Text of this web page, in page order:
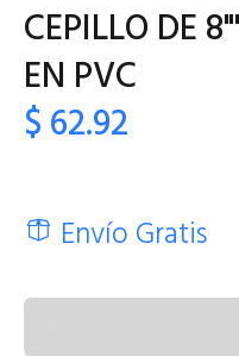
CEPILLO DE
EN PVC
$ 62.92
Envío Gratis